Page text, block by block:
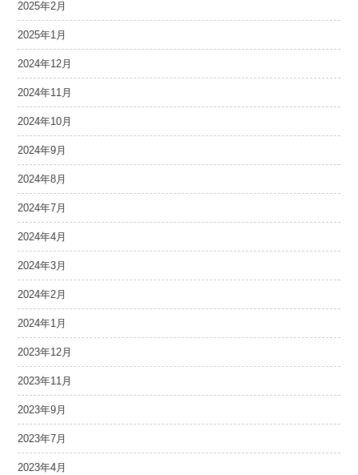
2025年2月
2025年1月
2024年12月
2024年11月
2024年10月
2024年9月
2024年8月
2024年7月
2024年4月
2024年3月
2024年2月
2024年1月
2023年12月
2023年11月
2023年9月
2023年7月
2023年4月